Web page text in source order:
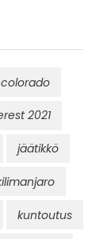
colorado
2021
jäätikkö
kuntoutus